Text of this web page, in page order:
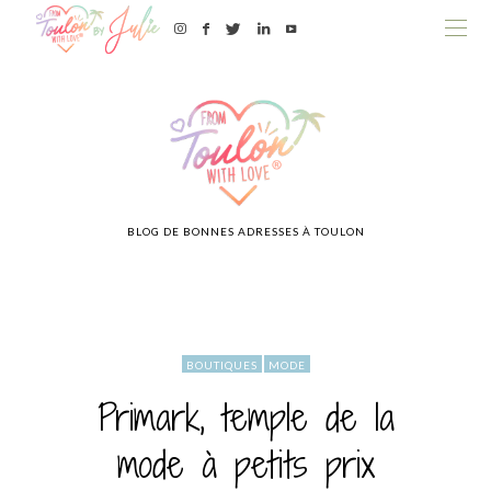
BLOG DE BONNES ADRESSES À TOULON
BOUTIQUES MODE
Primark, temple de la
mode à petits prix